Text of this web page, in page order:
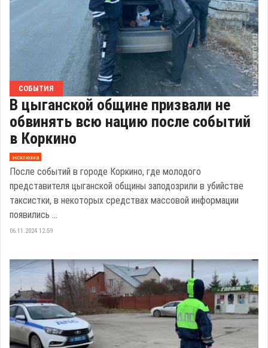
СОБЫТИЯ
В цыганской общине призвали не
обвинять всю нацию после событий
в Коркино
эксклюзив
После событий в городе Коркино, где молодого
представителя цыганской общины заподозрили в убийстве
таксистки, в некоторых средствах массовой информации
появились ...
06.11.2024 12:59